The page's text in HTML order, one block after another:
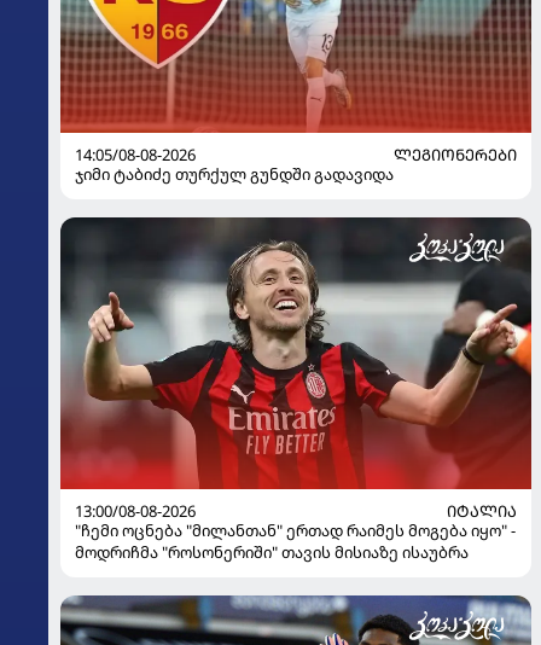
14:05/08-08-2026
ᲚᲔᲒᲘᲝᲜᲔᲠᲔᲑᲘ
ჯიმი ტაბიძე თურქულ გუნდში გადავიდა
13:00/08-08-2026
ᲘᲢᲐᲚᲘᲐ
"ჩემი ოცნება "მილანთან" ერთად რაიმეს მოგება იყო" -
მოდრიჩმა "როსონერიში" თავის მისიაზე ისაუბრა